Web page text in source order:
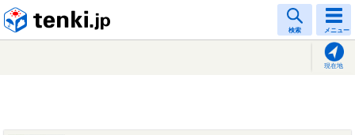
検索 メニュー
現在地